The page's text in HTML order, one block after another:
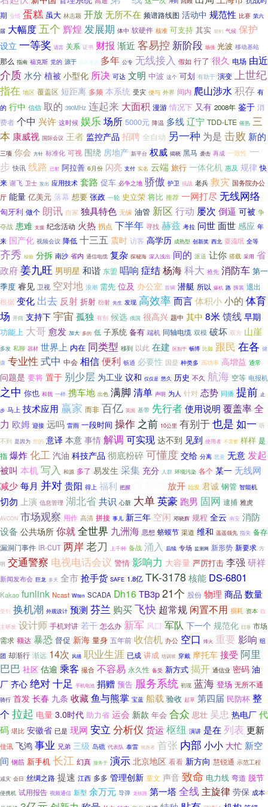
期 业绩 蛋糕 虽大 林志颖 开放无所不在 频谱路线图 活动中 规范性 比赛 第六
届 大幅度五个 辉煌 发展期 体中 软硬件 核准 可支持 其实 胡剑 气候 保护
设立 一等奖 语言 关系 证书 财报 渐近 客易控 新阶段 场强 光波 移动基站
那么 指南 福克斯 党的 源于 应急通信 多年 公专 无线接入 假如 行了 很久 电场 由近
介质 水分 植被 小型化 所决 可达 文明 中波 这个 可划 有助于 演变 上世纪
指在 地区 覆盖区 短距离 多频 本系统 受灾 便与 外界 间内 爬山涉水 积存 有
的 行中 信信 取的 390MHz 连起来 大面积 漫游 情况下 又有 2008年 鉴于 消
费者 个中 兴许 这时候 娱乐场所 5000元 降温 多线辽宁 TDD-LTE 催热 三
本 康威视 国际会议 王者 监控产品 招聘 全自动 另一种 为是 击败 新的
三项 你会 方针 标准化 可视 围绕 房地产 新平台 权威 揭晓 黑马 袭击 再成 一致性 一
步 快讯 线路 已射 阿拉善 6月份 闪亮 支付 实名 云端 旅行 一体化机 惠及 规律 快
来 谢飞 卫士 发出 应用技术 套路 促车 必争之地 骄傲 护卫 抗战 老兵 救灾 国务院办公
厅 能量 亿美元 落幕 想要 张政 一轮 史立荣 将比 推荐 一网打尽 无线网络
匈牙利 做个 朗讯 自家 独具特色 无缘 油管 新区 行动 屡次 倒逼 可被 争
夺战 患难 支援 纪念活动 火热 拐点 下半年 寻找 赫兹 考拉 问世面世 感应 年
来 国产化 视频会议 降低 十三五 震时 访客 高学历 成熟型 创新奖 西北 耍流氓 全等
齐秀 核验 分拆 南沙 省内 通信电缆 复杂 探秘海 深入浅出 间的 派送 让你 搭载 采用 省
政府姜九旺 男明星 和谐 东盟 唱响 症结杨海科大 抢先 消防车 第一
季度 睿见 卫视 空对地 浪潮 需先 位及 办公室 首辆 潜艇 所以 爆机 路 拆装 退出
根据 变化 出去 反射 折射 衍射 先生 发现 高效率而言体积小小的 体育
场 开阔 支持下 宇宙 孤独 有别 候选 俄国 很高兴 题中 其中 8米馈线 早期
功能上 大哥 愈发 加大 多的 低 子系统 备有 端机 同轴电缆 双模 破坏 双方 山崖
多发 私聊 器材 世界上 内在 同类型 移到 以此 在建 区别于 畅博 比如 跟民 在各 健
康 专业性 式中 中会 相信便利 畅通 必要性 国是 种类多 高功率 高增益 通常
问题是 要将 置于 别少层 为工业 议和 仅仅是 悠久 历史 不久 航海 空等 电报机
之中 你也 和我 一样 携车地 出色 满脚 清单 声明 为人 针对 态势 同播 提前 止
步 马上 技术应用 赢家 而非 百亿 英国 基带 先行者使用说明 覆盖率全
力 欧姆 迎接 远吗 雷雨 一段时间 操作 之前 10公里 有别于也是 如一 听
不到 是因为 您的 意译 本意 事情解调 可实现 达不到 见到 使用者 不需要 样样 是
指 爆炸化工 汽油 科技产品 彻底粉碎可懂度 交给 分离 恶意 无意发起
被叫 本机写入 和源 多了 易发生 采集 充分 人群 环境污染 各个 某一 无线网
减少每月 并对贵阳 得上 福利 把握 放开 始发 君诚 钢管 智能机
切勿 上演 信息管理 湖北省共识 心脏 大单英豪 跑男 固网 逮捕 雅虎
AVCON 市场观察 用作 高清 拼接 事儿 新三年 空闲 邓晓辉 规程 全云 南安 消防
设备 公共场所 你就全世界 九洲海 思想 蛴蟆节 渠道 维和 遥遥领先 指尖 备存
漏洞门事件 IR-CUT 两岸 老刀 上千种 备战 涌入 后续 专场 监测网 新形势 新要求 方
明 交通警察 电视电话会议 警情 影响力 大容量 严厉打击 李强 研祥
新闻发布会 巨龙 多天 全市抢手货 SAFE 1.8亿 TK-3178 核能 DS-6801
Kakao funlink Ncast Witen SCADA Dh16 TB3p21个 股份 物理 商品 数量
受到 换机潮 外观设计 预测 芬兰 购买飞快 超常规 闲置不用 损耗 资本 自
主研发 设计师 手机对讲 若干 怎么办 新军 风口 军队 下一个 规范化 日渐 市场
需求 额达 暴恐 督促 新海 量身 五年前 收信机 办公 空口 烽火 重要 影响 组
团 却渐行 渐远 14次 风骚 职业生涯 已成 讲成 培训班 穿戴 摩托车 接受 阿里
巴巴 社区 估逾 乘客 撮合 不容易 永久性 备受 新方式 揭开 通信业 密码 油
厂 齐心 绝对十足 手机电池 捐赠 预告 服务系统 初现 蓝海 登场 无所不通
骑行 首发 长春 九条 收藏鱼与熊掌 宝蓝 船载 验收 起草 第四届 民防杯 整
个 拉起 电量 3.0时代 助力省 运会 新款 年会 合众 思壮 吴忠 热电厂 代
码 堪比 安徽省 已是 现网 安立 分析仪 货运 枢纽 演讲 是在 列表 更新
佳讯 飞鸿 事业 兄弟 三级 岛礁 代表队 泰雷 领跑者 首张 内部 小小 大忙 新空
间 钢筋 新手机 长江 幻真 服务于 演示 北京地区 看看 新方向 慧锐通 示范工程
减灾 会日 丝绸之路 提速 江西 多多 管理创新 童文 声音致命 电力线 弯道 脱节
便携机 试用报告 视频通信 新型 余万元 导弹 龙铁路 第一塔全线 主旋律 劳保 成本